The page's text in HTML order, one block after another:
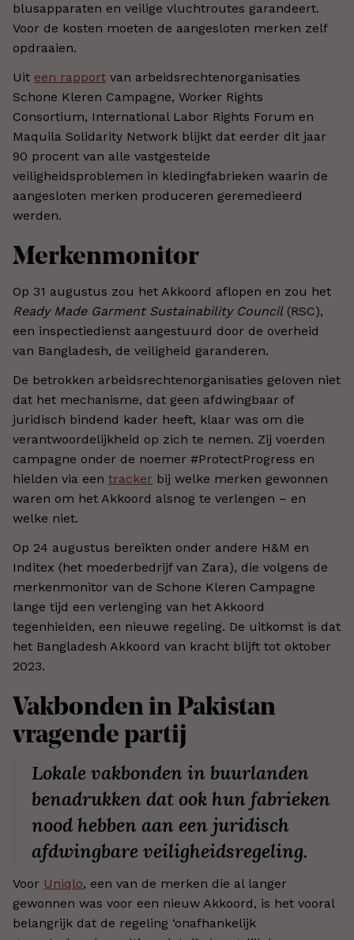
blusapparaten en veilige vluchtroutes garandeert.
Voor de kosten moeten de aangesloten merken zelf
opdraaien.
Uit een rapport van arbeidsrechtenorganisaties
Schone Kleren Campagne, Worker Rights
Consortium, International Labor Rights Forum en
Maquila Solidarity Network blijkt dat eerder dit jaar
90 procent van alle vastgestelde
veiligheidsproblemen in kledingfabrieken waarin de
aangesloten merken produceren geremedieerd
werden.
Merkenmonitor
Op 31 augustus zou het Akkoord aflopen en zou het
Ready Made Garment Sustainability Council(RSC),
een inspectiedienst aangestuurd door de overheid
van Bangladesh, de veiligheid garanderen.
De betrokken arbeidsrechtenorganisaties geloven niet
dat het mechanisme, dat geen afdwingbaar of
juridisch bindend kader heeft, klaar was om die
verantwoordelijkheid op zich te nemen. Zij voerden
campagne onder de noemer #ProtectProgress en
hielden via een tracker bij welke merken gewonnen
waren om het Akkoord alsnog te verlengen – en
welke niet.
Op 24 augustus bereikten onder andere H&M en
Inditex (het moederbedrijf van Zara), die volgens de
merkenmonitor van de Schone Kleren Campagne
lange tijd een verlenging van het Akkoord
tegenhielden, een nieuwe regeling. De uitkomst is dat
het Bangladesh Akkoord van kracht blijft tot oktober
2023.
Vakbonden in Pakistan
vragende partij
Lokale vakbonden in buurlanden
benadrukken dat ook hun fabrieken
nood hebben aan een juridisch
afdwingbare veiligheidsregeling.
Voor Uniqlo, een van de merken die al langer
gewonnen was voor een nieuw Akkoord, is het vooral
belangrijk dat de regeling ‘onafhankelijk